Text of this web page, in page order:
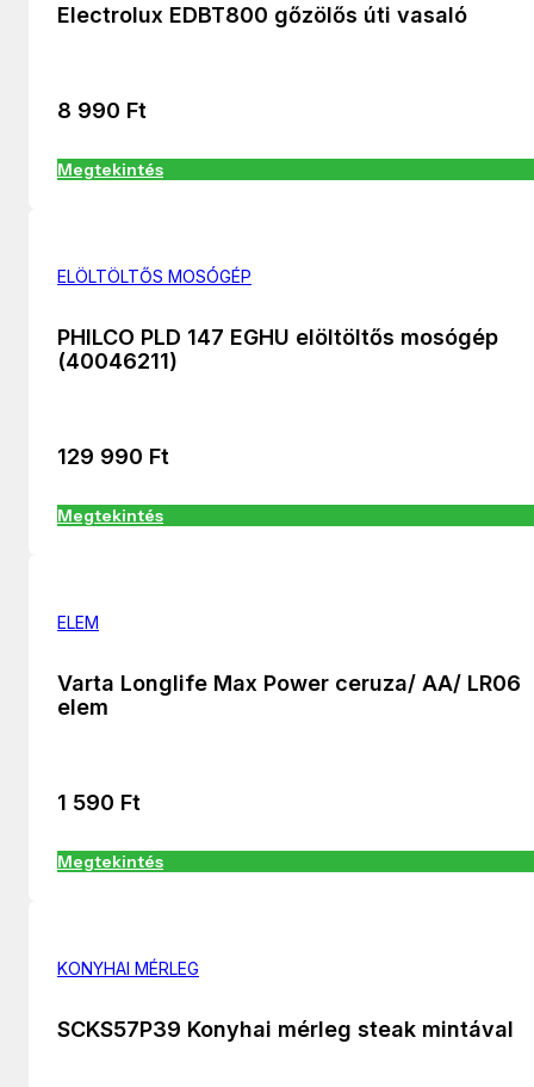
Electrolux EDBT800 gőzölős úti vasaló
8 990 Ft
Megtekintés
ELÖLTÖLTŐS MOSÓGÉP
PHILCO PLD 147 EGHU elöltöltős mosógép
(40046211)
129 990 Ft
Megtekintés
ELEM
Varta Longlife Max Power ceruza/ AA/ LR06
elem
1 590 Ft
Megtekintés
KONYHAI MÉRLEG
SCKS57P39 Konyhai mérleg steak mintával